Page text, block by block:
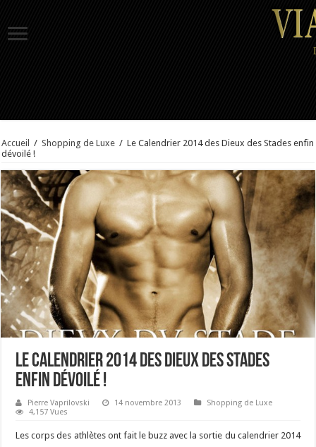
Accueil / Shopping de Luxe / Le Calendrier 2014 des Dieux des Stades enfin
dévoilé !
Le Calendrier 2014 des Dieux des Stades
enfin dévoilé !
Pierre Vaprilovski 14 novembre 2013
Shopping de Luxe
4,157 Vues
Les corps des athlètes ont fait le buzz avec la sortie du calendrier 2014